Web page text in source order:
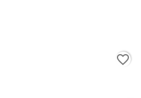
favorite_border